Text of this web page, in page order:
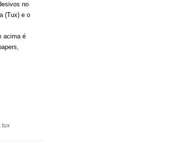
no
(Tux) e o
acima é
, tux